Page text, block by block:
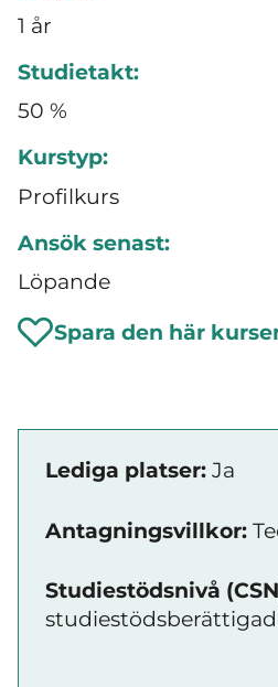
1 år
Studietakt:
50 %
Kurstyp:
Profilkurs
Ansök senast:
Löpande
Spara den här
Lediga platser: Ja
Antagningsvillkor:
Studiestödsnivå
studiestödsberättigad